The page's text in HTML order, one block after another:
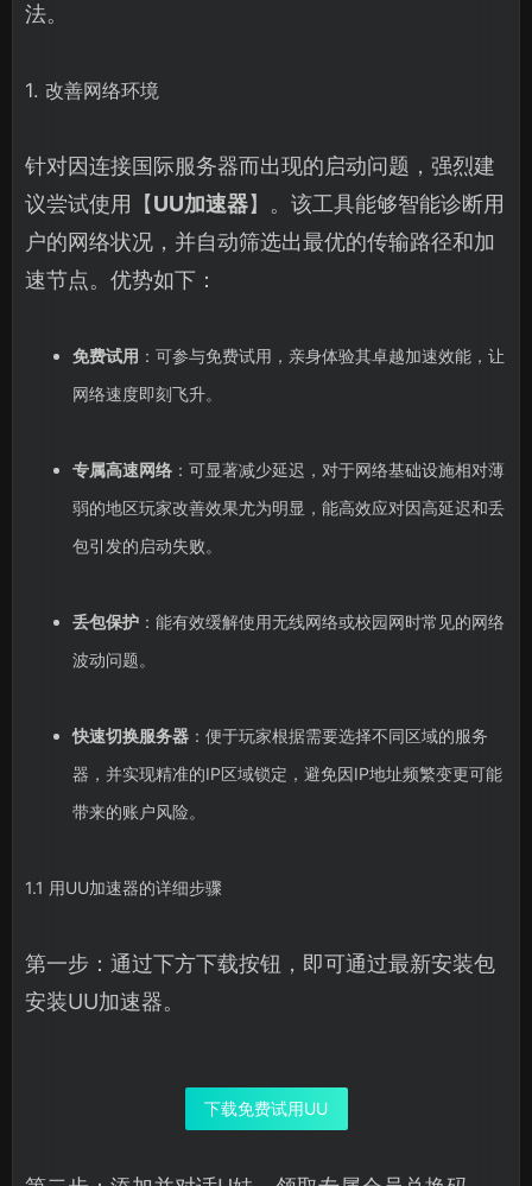
法。
1. 改善网络环境
针对因连接国际服务器而出现的启动问题，强烈建
议尝试使用【UU加速器】。该工具能够智能诊断用
户的网络状况，并自动筛选出最优的传输路径和加
速节点。优势如下：
免费试用 ：可参与免费试用，亲身体验其卓越加速效能，让
网络速度即刻飞升。
专属高速网络：可显著减少延迟，对于网络基础设施相对薄
弱的地区玩家改善效果尤为明显，能高效应对因高延迟和丢
包引发的启动失败。
丢包保护：能有效缓解使用无线网络或校园网时常见的网络
波动问题。
快速切换服务器：便于玩家根据需要选择不同区域的服务
器，并实现精准的IP区域锁定，避免因IP地址频繁变更可能
带来的账户风险。
1.1 用UU加速器的详细步骤
第一步：通过下方下载按钮，即可通过最新安装包
安装UU加速器。
下载免费试用UU